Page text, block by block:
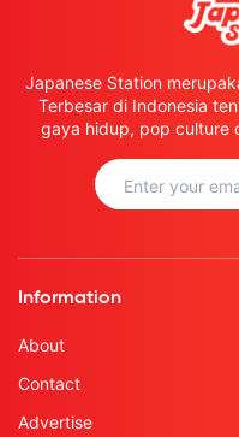
Japanese Station
Terbesar di Indonesia
gaya hidup, pop culture
Information
About
Contact
Advertise